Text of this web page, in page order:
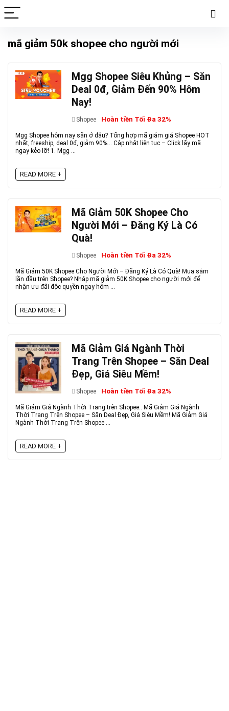
mã giảm 50k shopee cho người mới
Mgg Shopee Siêu Khủng – Săn
Deal 0đ, Giảm Đến 90% Hôm
Nay!
Shopee Hoàn tiền Tối Đa 32%
Mgg Shopee hôm nay săn ở đâu? Tổng hợp mã giảm giá Shopee HOT
nhất, freeship, deal 0đ, giảm 90%... Cập nhật liên tục – Click lấy mã
ngay kẻo lỡ! 1. Mgg ...
READ MORE +
Mã Giảm 50K Shopee Cho
Người Mới – Đăng Ký Là Có
Quà!
Shopee Hoàn tiền Tối Đa 32%
Mã Giảm 50K Shopee Cho Người Mới – Đăng Ký Là Có Quà! Mua sắm
lần đầu trên Shopee? Nhập mã giảm 50K Shopee cho người mới để
nhận ưu đãi độc quyền ngay hôm ...
READ MORE +
Mã Giảm Giá Ngành Thời
Trang Trên Shopee – Săn Deal
Đẹp, Giá Siêu Mềm!
Shopee Hoàn tiền Tối Đa 32%
Mã Giảm Giá Ngành Thời Trang trên Shopee.. Mã Giảm Giá Ngành
Thời Trang Trên Shopee – Săn Deal Đẹp, Giá Siêu Mềm! Mã Giảm Giá
Ngành Thời Trang Trên Shopee ...
READ MORE +